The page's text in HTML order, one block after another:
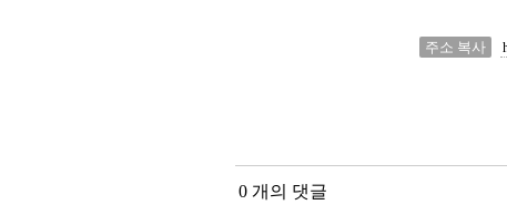
주소 복사
0 개의 댓글